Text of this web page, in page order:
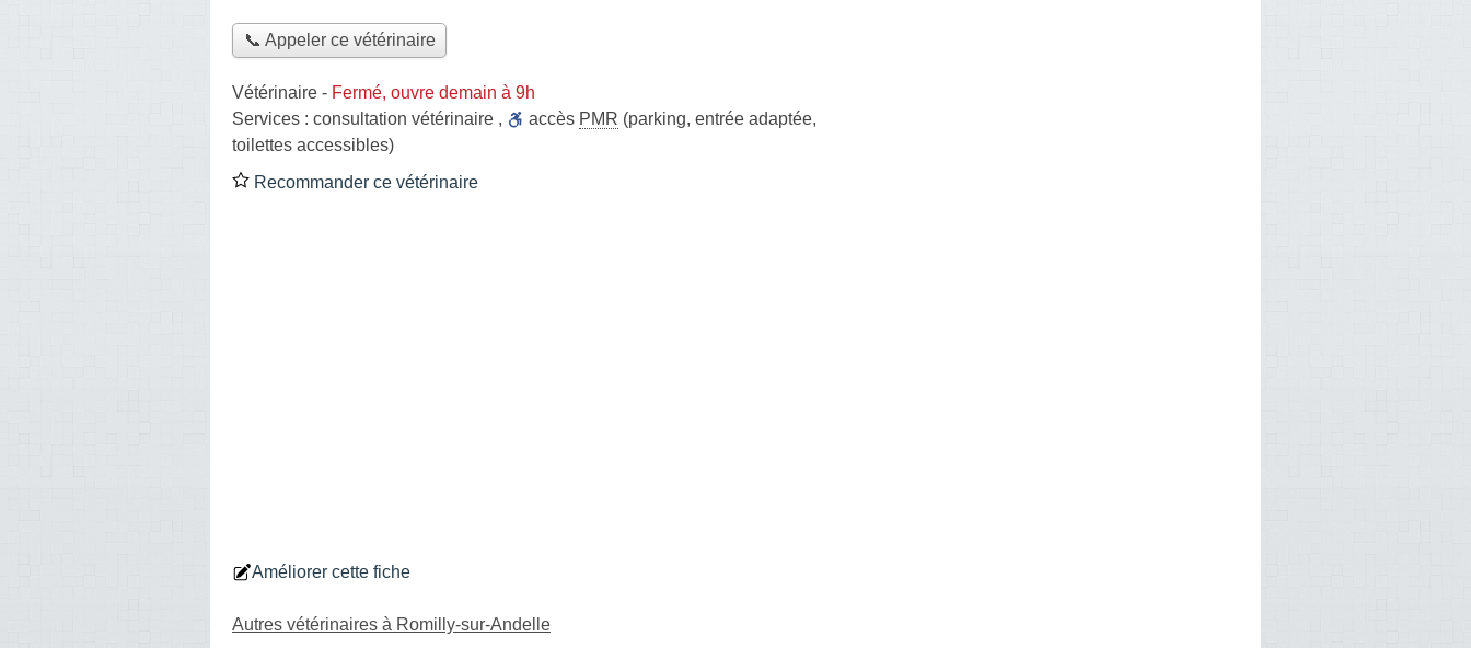
📞 Appeler ce vétérinaire
Vétérinaire - Fermé, ouvre demain à 9h
Services : consultation vétérinaire , accès PMR (parking, entrée adaptée,
toilettes accessibles)
Recommander ce vétérinaire
Améliorer cette fiche
Autres vétérinaires à Romilly-sur-Andelle